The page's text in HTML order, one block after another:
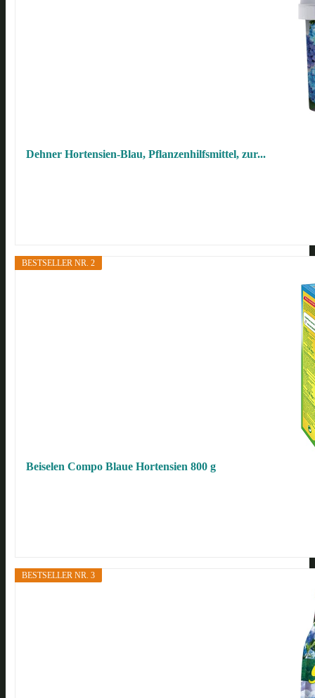
Dehner Hortensien-Blau, Pflanzenhilfsmittel, zur...
BESTSELLER NR. 2
Beiselen Compo Blaue Hortensien 800 g
BESTSELLER NR. 3